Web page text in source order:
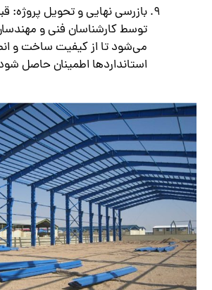
بازرسی نهایی و تحویل پروژه:
توسط کارشناسان فنی و
می‌شود تا از کیفیت ساخت و
استانداردها اطمینان حاصل